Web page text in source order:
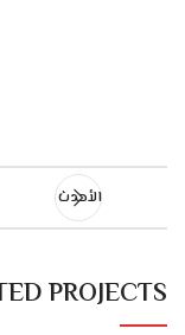
الأحدث
PROJECTS